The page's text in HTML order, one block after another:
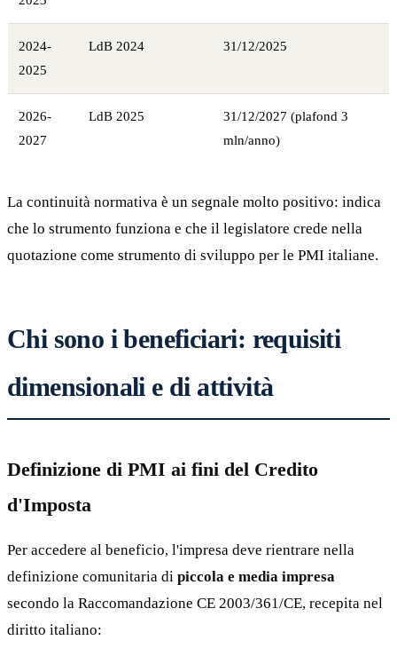
2024-
2025
LdB 2024 31/12/2025
2026-
2027
LdB 2025
31/12/2027 (plafond 3
mln/anno)
La continuità normativa è un segnale molto positivo: indica
che lo strumento funziona e che il legislatore crede nella
quotazione come strumento di sviluppo per le PMI italiane.
Chi sono i beneficiari: requisiti
dimensionali e di attività
Definizione di PMI ai fini del Credito
d'Imposta
Per accedere al beneficio, l'impresa deve rientrare nella
definizione comunitaria di piccola e media impresa
secondo la Raccomandazione CE 2003/361/CE, recepita nel
diritto italiano: